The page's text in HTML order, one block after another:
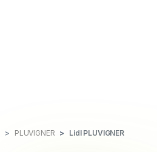
PLUVIGNER Lidl PLUVIGNER